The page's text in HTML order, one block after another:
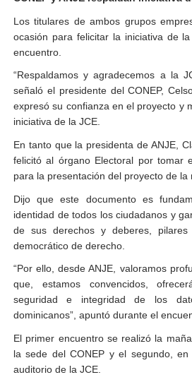
Los titulares de ambos grupos
ocasión para felicitar la iniciativa de
encuentro.
“Respaldamos y agradecemos a la
señaló el presidente del CONEP,
expresó su confianza en el proyecto y
iniciativa de la JCE.
En tanto que la presidenta de ANJE,
felicitó al órgano Electoral por tomar
para la presentación del proyecto de la
Dijo que este documento es
identidad de todos los ciudadanos y
de sus derechos y deberes,
democrático de derecho.
“Por ello, desde ANJE, valoramos
que, estamos convencidos,
seguridad e integridad de los
dominicanos”, apuntó durante el
El primer encuentro se realizó la
la sede del CONEP y el segundo,
auditorio de la JCE.